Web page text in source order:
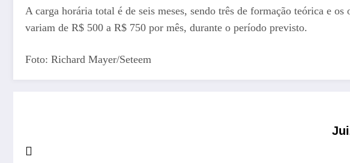
A carga horária total é de seis meses, sendo três de formação teórica e
variam de R$ 500 a R$ 750 por mês, durante o período previsto.
Foto: Richard Mayer/Seteem